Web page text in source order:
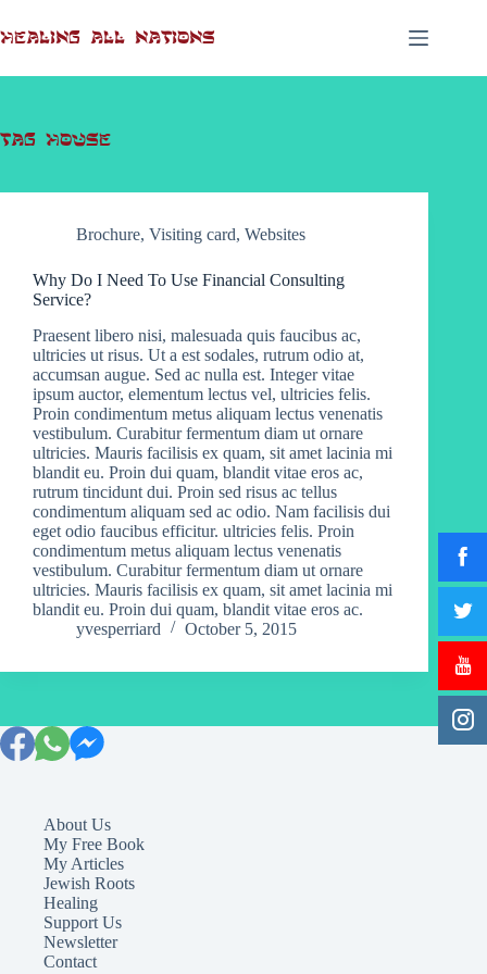
to
content
Healing All Nations
Tag House
Brochure, Visiting card, Websites
Why Do I Need To Use Financial Consulting
Service?
Praesent libero nisi, malesuada quis faucibus ac,
ultricies ut risus. Ut a est sodales, rutrum odio at,
accumsan augue. Sed ac nulla est. Integer vitae
ipsum auctor, elementum lectus vel, ultricies felis.
Proin condimentum metus aliquam lectus venenatis
vestibulum. Curabitur fermentum diam ut ornare
ultricies. Mauris facilisis ex quam, sit amet lacinia mi
blandit eu. Proin dui quam, blandit vitae eros ac,
rutrum tincidunt dui. Proin sed risus ac tellus
condimentum aliquam sed ac odio. Nam facilisis dui
eget odio faucibus efficitur. ultricies felis. Proin
condimentum metus aliquam lectus venenatis
vestibulum. Curabitur fermentum diam ut ornare
ultricies. Mauris facilisis ex quam, sit amet lacinia mi
blandit eu. Proin dui quam, blandit vitae eros ac.
yvesperriard
October 5, 2015
About Us
My Free Book
My Articles
Jewish Roots
Healing
Support Us
Newsletter
Contact